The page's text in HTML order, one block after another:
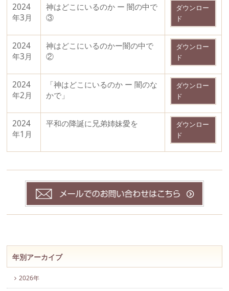
2024
年3月
神はどこにいるのか ー 闇の中で
③
ダウンロー
ド
2024
年3月
神はどこにいるのかー闇の中で
②
ダウンロー
ド
2024
年2月
「神はどこにいるのか ー 闇のな
かで」
ダウンロー
ド
2024
年1月
平和の降誕に兄弟姉妹愛を
ダウンロー
ド
年別アーカイブ
2026年